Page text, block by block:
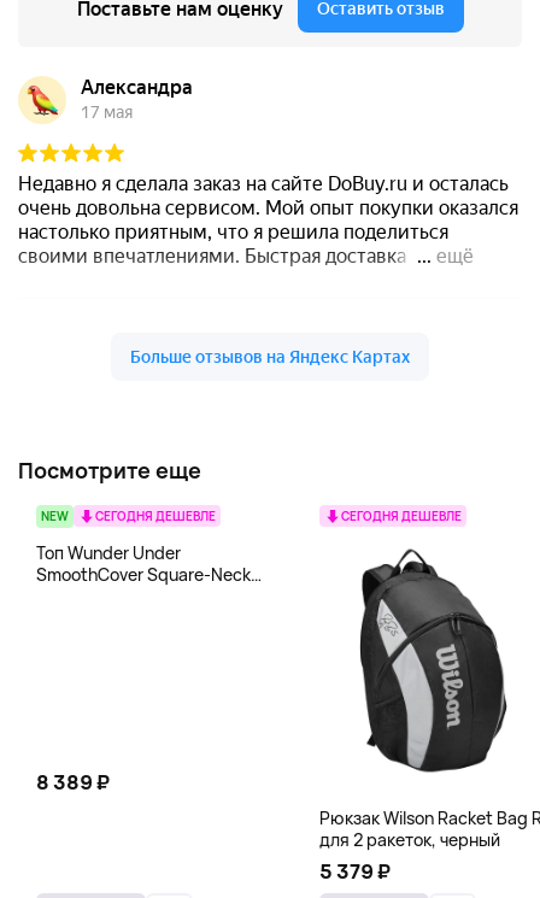
Посмотрите еще
NEW СЕГОДНЯ ДЕШЕВЛЕ
Топ Wunder Under
SmoothCover Square-Neck
8 389 ₽
СЕГОДНЯ ДЕШЕВЛЕ
Рюкзак Wilson Racket Bag
для 2 ракеток, черный
5 379 ₽